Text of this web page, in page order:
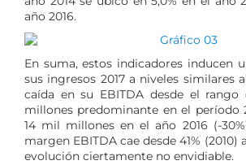
año 2016.
En suma, estos indicadores inducen
sus ingresos 2017 a niveles similares
caída en su EBITDA desde el
millones predominante en el período
14 mil millones en el año 2016 (-
margen EBITDA cae desde 41% (2010)
evolución ciertamente no envidiable.